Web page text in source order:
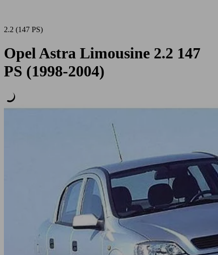
2.2 (147 PS)
Opel Astra Limousine 2.2 147
PS (1998-2004)